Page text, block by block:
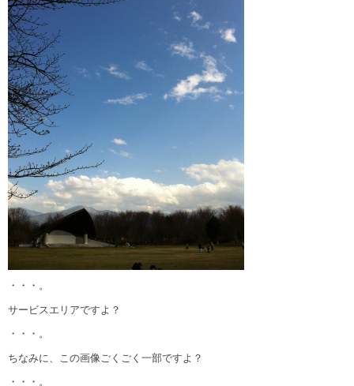
・・・。
サービスエリアですよ？
・・・。
ちなみに、この画像ごくごく一部ですよ？
・・・。